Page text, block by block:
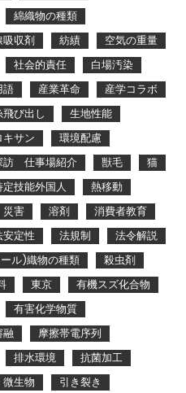
綿織物の種類
吸収剤 紡績
空気の重量
社会的責任
白場汚染
語 産業革命
産学コラボ
び出し
生地性能
サン
環境配慮
訪 仕事場紹介 獣毛
猫
定技能外国人
熱移動
災害 溶剤
消費者教育
安定性 法規制
法令解説
ル)織物の種類
殺虫剤
東京
有機スズ化合物
有害化学物質
融
摩擦帯電序列
排水環境
抗菌加工
微生物
引き裂き